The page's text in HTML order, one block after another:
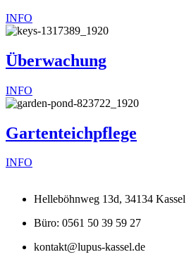
INFO
Überwachung
INFO
Gartenteichpflege
INFO
Helleböhnweg 13d, 34134 Kassel
Büro: 0561 50 39 59 27
kontakt@lupus-kassel.de